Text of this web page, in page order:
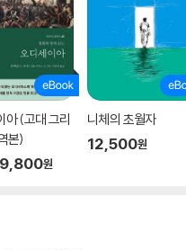
아 (고대 그리
본)
원
니체의 초월자
12,500원